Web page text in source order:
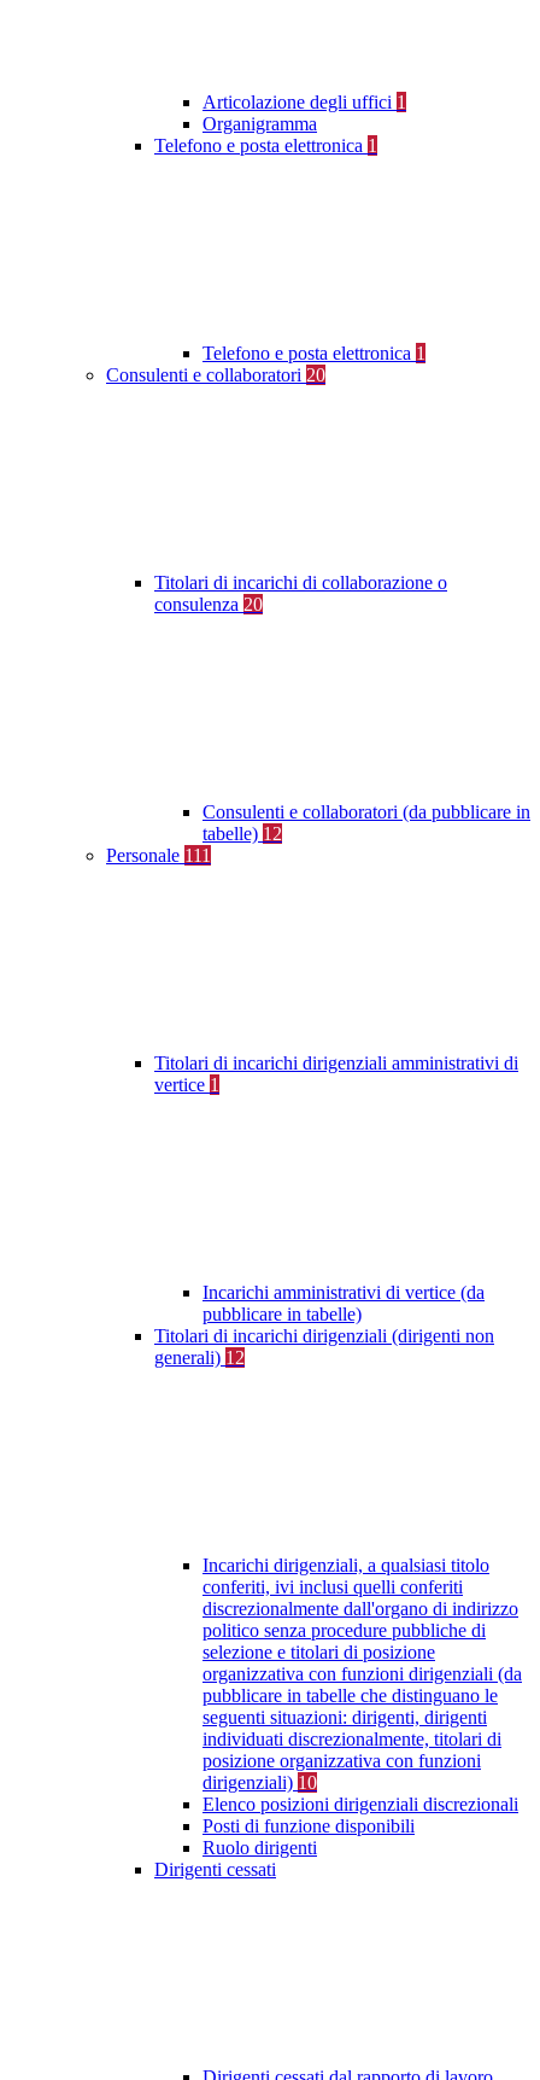
Articolazione degli uffici 1
Organigramma
Telefono e posta elettronica 1
Telefono e posta elettronica 1
Consulenti e collaboratori 20
Titolari di incarichi di collaborazione o
consulenza 20
Consulenti e collaboratori (da pubblicare in
tabelle) 12
Personale 111
Titolari di incarichi dirigenziali amministrativi di
vertice 1
Incarichi amministrativi di vertice (da
pubblicare in tabelle)
Titolari di incarichi dirigenziali (dirigenti non
generali) 12
Incarichi dirigenziali, a qualsiasi titolo
conferiti, ivi inclusi quelli conferiti
discrezionalmente dall'organo di indirizzo
politico senza procedure pubbliche di
selezione e titolari di posizione
organizzativa con funzioni dirigenziali (da
pubblicare in tabelle che distinguano le
seguenti situazioni: dirigenti, dirigenti
individuati discrezionalmente, titolari di
posizione organizzativa con funzioni
dirigenziali) 10
Elenco posizioni dirigenziali discrezionali
Posti di funzione disponibili
Ruolo dirigenti
Dirigenti cessati